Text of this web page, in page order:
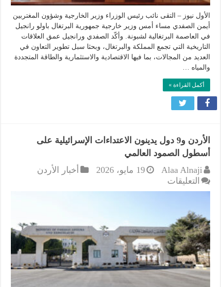
المجالات
مغلقة
الأول نيوز – التقى نائب رئيس الوزراء وزير الخارجية وشؤون المغتربين
أيمن الصفدي مساء أمس وزير خارجية جمهورية البرتغال باولو رانجيل
في العاصمة البرتغالية لشبونة. وأكّد الصفدي ورانجيل عمق العلاقات
التاريخية التي تجمع المملكة والبرتغال، وبحثا سبل تطوير التعاون في
العديد من المجالات، بما فيها الاقتصادية والاستثمارية والطاقة المتجددة
والمياه …
أكمل القراءة »
الأردن و9 دول يدينون الاعتداءات الإسرائيلية على
أسطول الصمود العالمي
Alaa Alnaji
19 مايو، 2026
أخبار الأردن
التعليقات
الأردن
يدينون
الاعتداءات
الإسرائيلية
على
أسطول
الصمود